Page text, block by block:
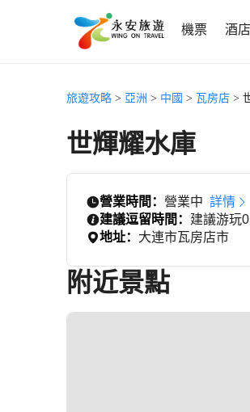
機票 酒店
旅遊攻略 > 亞洲 > 中國 > 瓦房店 >
世輝耀水庫
營業時間： 營業中 詳情
建議逗留時間： 建議游玩
地址： 大連市瓦房店市
附近景點